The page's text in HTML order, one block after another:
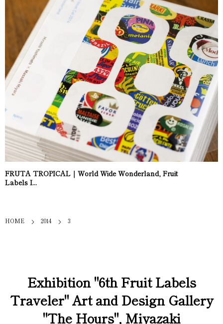
FRUTA TROPICAL｜World Wide Wonderland, Fruit
Labels I...
HOME 2014 3
Exhibition "6th Fruit Labels
Traveler" Art and Design Gallery
"The Hours", Miyazaki